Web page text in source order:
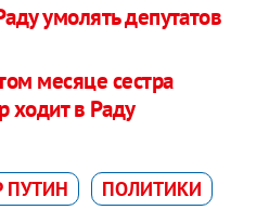
умолять депутатов
месяце сестра
ходит в Раду
ПУТИН
ПОЛИТИКИ